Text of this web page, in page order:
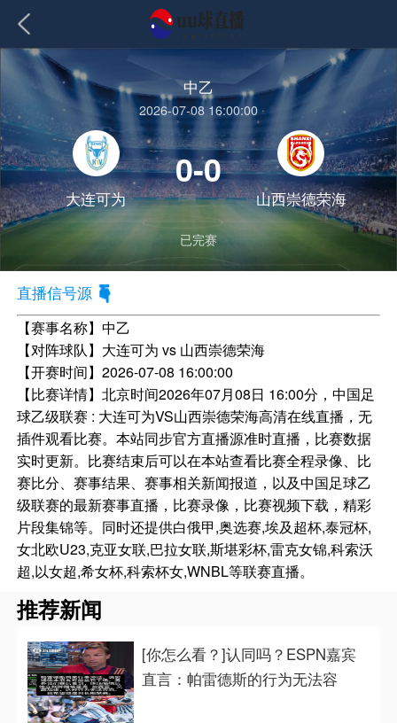
中乙
2026-07-08 16:00:00
大连可为
0-0
山西崇德荣海
已完赛
直播信号源
【赛事名称】中乙
【对阵球队】 大连可为 vs 山西崇德荣海
【开赛时间】2026-07-08 16:00:00
【比赛详情】北京时间2026年07月08日 16:00分，中国足
球乙级联赛 : 大连可为VS山西崇德荣海高清在线直播，无
插件观看比赛。本站同步官方直播源准时直播，比赛数据
实时更新。比赛结束后可以在本站查看比赛全程录像、比
赛比分、赛事结果、赛事相关新闻报道，以及中国足球乙
级联赛的最新赛事直播，比赛录像，比赛视频下载，精彩
片段集锦等。同时还提供白俄甲,奥选赛,埃及超杯,泰冠杯,
女北欧U23,克亚女联,巴拉女联,斯堪彩杯,雷克女锦,科索沃
超,以女超,希女杯,科索杯女,WNBL等联赛直播。
推荐新闻
[你怎么看？]认同吗？ESPN嘉宾
直言：帕雷德斯的行为无法容